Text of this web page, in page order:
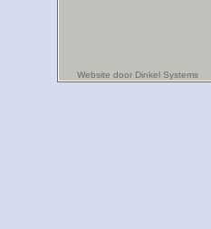
Website door Dinkel Systems